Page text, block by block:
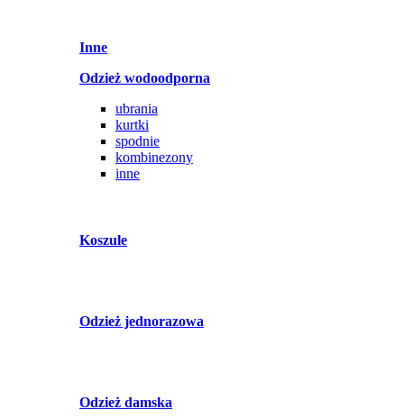
Inne
Odzież wodoodporna
ubrania
kurtki
spodnie
kombinezony
inne
Koszule
Odzież jednorazowa
Odzież damska